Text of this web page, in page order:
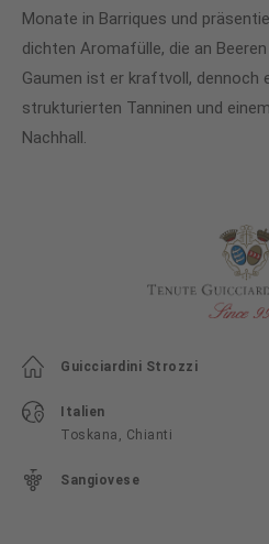
Monate in Barriques und
dichten Aromafülle, die an
Gaumen ist er kraftvoll, dennoch
strukturierten Tanninen und
Nachhall.
Guicciardini Strozzi
Italien
Toskana, Chianti
Sangiovese